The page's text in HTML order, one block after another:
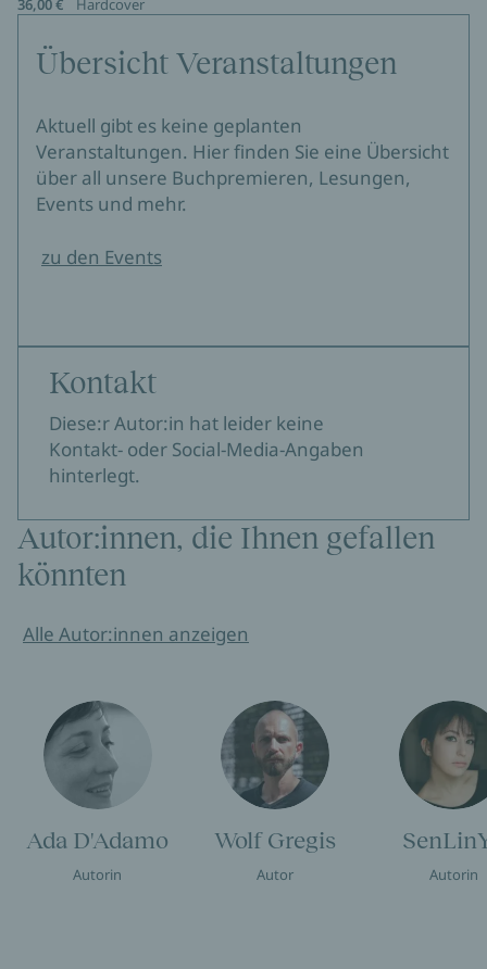
36,00 € Hardcover
Übersicht Veranstaltungen
Aktuell gibt es keine geplanten
Veranstaltungen. Hier finden Sie eine Übersicht
über all unsere Buchpremieren, Lesungen,
Events und mehr.
zu den Events
Kontakt
Diese:r Autor:in hat leider keine
Kontakt- oder Social-Media-Angaben
hinterlegt.
Autor:innen, die Ihnen gefallen
könnten
Alle Autor:innen anzeigen
Ada D'Adamo
Autorin
Wolf Gregis
Autor Autorin